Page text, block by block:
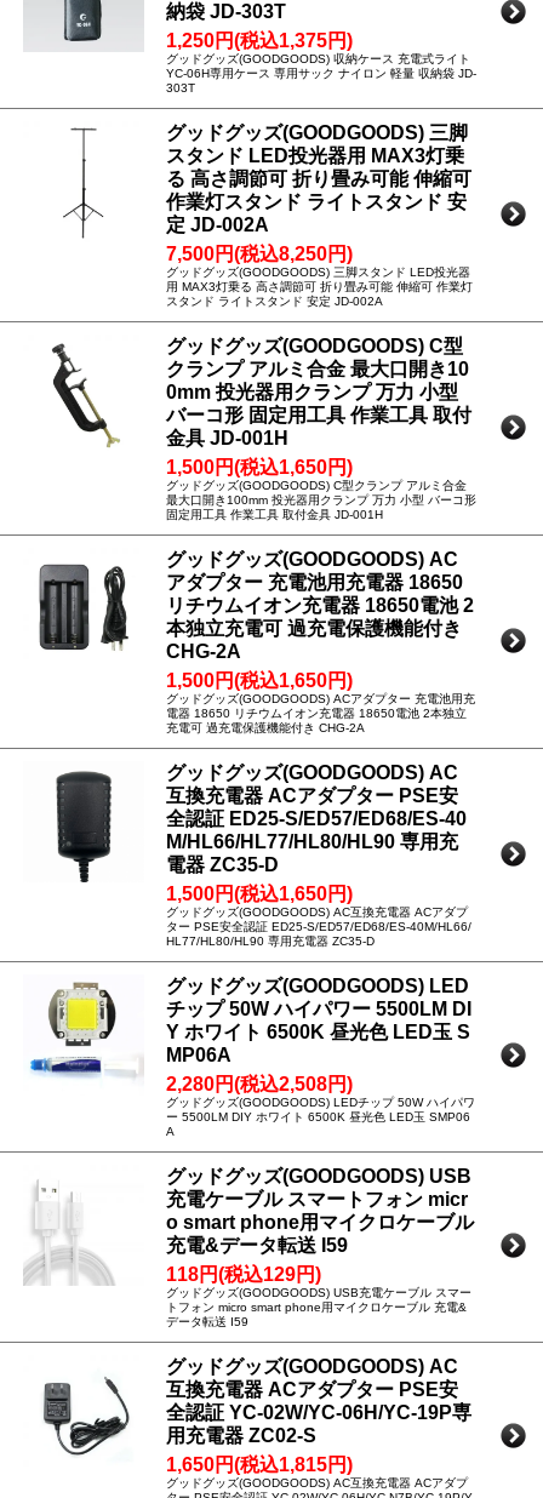
納袋 JD-303T
1,250円(税込1,375円)
グッドグッズ(GOODGOODS) 収納ケース 充電式ライト
YC-06H専用ケース 専用サック ナイロン 軽量 収納袋 JD-
303T
グッドグッズ(GOODGOODS) 三脚
スタンド LED投光器用 MAX3灯乗
る 高さ調節可 折り畳み可能 伸縮可
作業灯スタンド ライトスタンド 安
定 JD-002A
7,500円(税込8,250円)
グッドグッズ(GOODGOODS) 三脚スタンド LED投光器
用 MAX3灯乗る 高さ調節可 折り畳み可能 伸縮可 作業灯
スタンド ライトスタンド 安定 JD-002A
グッドグッズ(GOODGOODS) C型
クランプ アルミ合金 最大口開き10
0mm 投光器用クランプ 万力 小型
バーコ形 固定用工具 作業工具 取付
金具 JD-001H
1,500円(税込1,650円)
グッドグッズ(GOODGOODS) C型クランプ アルミ合金
最大口開き100mm 投光器用クランプ 万力 小型 バーコ形
固定用工具 作業工具 取付金具 JD-001H
グッドグッズ(GOODGOODS) AC
アダプター 充電池用充電器 18650
リチウムイオン充電器 18650電池 2
本独立充電可 過充電保護機能付き
CHG-2A
1,500円(税込1,650円)
グッドグッズ(GOODGOODS) ACアダプター 充電池用充
電器 18650 リチウムイオン充電器 18650電池 2本独立
充電可 過充電保護機能付き CHG-2A
グッドグッズ(GOODGOODS) AC
互換充電器 ACアダプター PSE安
全認証 ED25-S/ED57/ED68/ES-40
M/HL66/HL77/HL80/HL90 専用充
電器 ZC35-D
1,500円(税込1,650円)
グッドグッズ(GOODGOODS) AC互換充電器 ACアダプ
ター PSE安全認証 ED25-S/ED57/ED68/ES-40M/HL66/
HL77/HL80/HL90 専用充電器 ZC35-D
グッドグッズ(GOODGOODS) LED
チップ 50W ハイパワー 5500LM DI
Y ホワイト 6500K 昼光色 LED玉 S
MP06A
2,280円(税込2,508円)
グッドグッズ(GOODGOODS) LEDチップ 50W ハイパワ
ー 5500LM DIY ホワイト 6500K 昼光色 LED玉 SMP06
A
グッドグッズ(GOODGOODS) USB
充電ケーブル スマートフォン micr
o smart phone用マイクロケーブル
充電&データ転送 I59
118円(税込129円)
グッドグッズ(GOODGOODS) USB充電ケーブル スマー
トフォン micro smart phone用マイクロケーブル 充電&
データ転送 I59
グッドグッズ(GOODGOODS) AC
互換充電器 ACアダプター PSE安
全認証 YC-02W/YC-06H/YC-19P専
用充電器 ZC02-S
1,650円(税込1,815円)
グッドグッズ(GOODGOODS) AC互換充電器 ACアダプ